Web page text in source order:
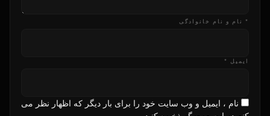
* نام و نام خانوادگی
ایمیل *
نام ، ایمیل و وب سایت خود را برای بار دیگر که اظهار نظر می